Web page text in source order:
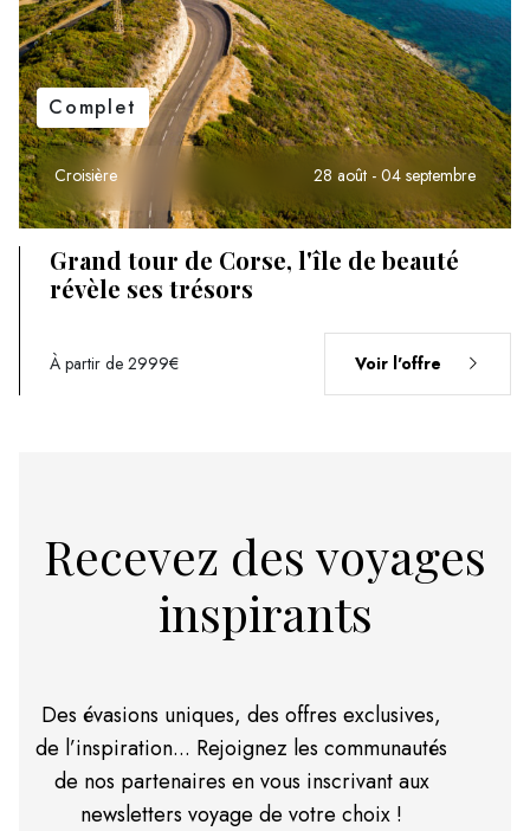
Complet
Croisière 28 août - 04 septembre
Grand tour de Corse, l'île de beauté
révèle ses trésors
À partir de 2999€ Voir l'offre
Recevez des voyages
inspirants
Des évasions uniques, des offres exclusives,
de l’inspiration... Rejoignez les communautés
de nos partenaires en vous inscrivant aux
newsletters voyage de votre choix !